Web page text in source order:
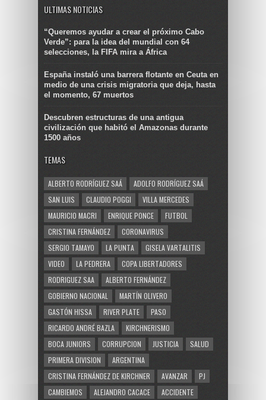
ULTIMAS NOTICIAS
“Queremos ayudar a crear el próximo Cabo
Verde”: para la idea del mundial con 64
selecciones, la FIFA mira a África
España instaló una barrera flotante en Ceuta en
medio de una crisis migratoria que deja, hasta
el momento, 67 muertos
Descubren estructuras de una antigua
civilización que habitó el Amazonas durante
1500 años
TEMAS
ALBERTO RODRÍGUEZ SAÁ
ADOLFO RODRÍGUEZ SAÁ
SAN LUIS
CLAUDIO POGGI
VILLA MERCEDES
MAURICIO MACRI
ENRIQUE PONCE
FUTBOL
CRISTINA FERNÁNDEZ
CORONAVIRUS
SERGIO TAMAYO
LA PUNTA
GISELA VARTALITIS
VIDEO
LA PEDRERA
COPA LIBERTADORES
RODRIGUEZ SAA
ALBERTO FERNÁNDEZ
GOBIERNO NACIONAL
MARTÍN OLIVERO
GASTÓN HISSA
RIVER PLATE
PASO
RICARDO ANDRÉ BAZLA
KIRCHNERISMO
BOCA JUNIORS
CORRUPCION JUSTICIA
SALUD
PRIMERA DIVISION
ARGENTINA
CRISTINA FERNÁNDEZ DE KIRCHNER
AVANZAR
PJ
CAMBIEMOS
ALEJANDRO CACACE ACCIDENTE